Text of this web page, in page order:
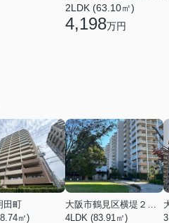
2LDK (63.10㎡)
4,198万円
田町
㎡)
4LDK (83.91㎡)